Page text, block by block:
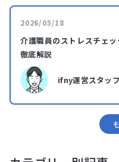
2026/05/18
介護職員のストレスチェ
徹底解説
ifny運営スタッフ